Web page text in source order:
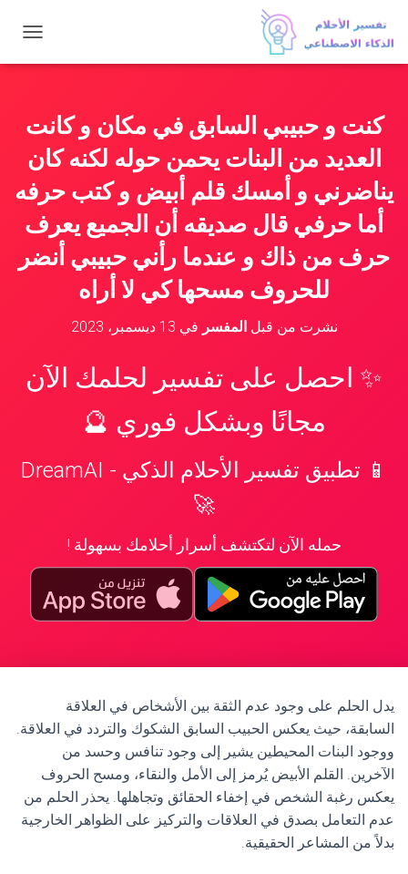
ب
ا
ت
ن
ق
كنت و حبيبي السابق في مكان و كانت
العديد من البنات يحمن حوله لكنه كان
يناضرني و أمسك قلم أبيض و كتب حرفه
أما حرفي قال صديقه أن الجميع يعرف
حرف من ذاك و عندما رأني حبيبي أنضر
للحروف مسحها كي لا أراه
نشرت من قبلالمفسر في 13 ديسمبر، 2023
✨ احصل على تفسير لحلمك الآن
مجانًا وبشكل فوري 🔮
📱 تطبيق تفسير الأحلام الذكي - DreamAI
🚀
حمله الآن لتكتشف أسرار أحلامك بسهولة !
يدل الحلم على وجود عدم الثقة بين الأشخاص في العلاقة
السابقة، حيث يعكس الحبيب السابق الشكوك والتردد في العلاقة.
ووجود البنات المحيطين يشير إلى وجود تنافس وحسد من
الآخرين. القلم الأبيض يُرمز إلى الأمل والنقاء، ومسح الحروف
يعكس رغبة الشخص في إخفاء الحقائق وتجاهلها. يحذر الحلم من
عدم التعامل بصدق في العلاقات والتركيز على الظواهر الخارجية
بدلاً من المشاعر الحقيقية.